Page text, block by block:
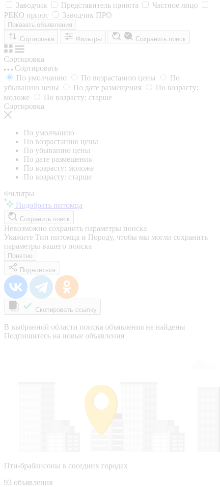
Заводчик
Представитель приюта
Частное лицо
РЕКО приют
Заводчик ПРО
Показать объявления
Сортировка
Фильтры Сохранить поиск
Сортировка
Сортировать
По умолчанию
По возрастанию цены
По
убыванию цены
По дате размещения
По возрасту:
моложе
По возрасту: старше
Сортировка
По умолчанию
По возрастанию цены
По убыванию цены
По дате размещения
По возрасту: моложе
По возрасту: старше
Фильтры
Подобрать питомца
Сохранить поиск
Невозможно сохранить параметры поиска
Укажите Тип питомца и Породу, чтобы мы могли сохранить
параметры вашего поиска
Понятно
Поделиться
Скопировать ссылку
В выбранной области поиска объявления не найдены
Подпишитесь на новые объявления
Пти-брабансоны в соседних городах
93 объявления